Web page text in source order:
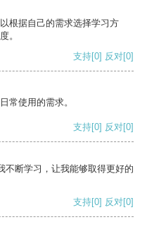
根据自己的需求选择学习方
。
支持[0] 反对[0]
常使用的需求。
支持[0] 反对[0]
不断学习，让我能够取得更好的
支持[0] 反对[0]